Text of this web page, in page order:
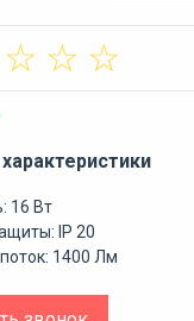
☆
☆
☆
16 Вт
IP 20
1400 Лм